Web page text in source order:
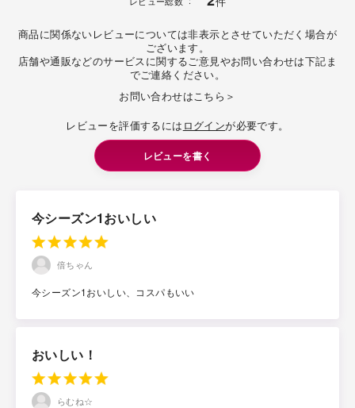
商品に関係ないレビューについては非表示とさせていただく場合が
ございます。
店舗や通販などのサービスに関するご意見やお問い合わせは下記ま
でご連絡ください。
お問い合わせはこちら＞
レビューを評価するには ログインが必要です。
レビューを書く
今シーズン1おいしい
倍ちゃん
今シーズン1おいしい、コスパもいい
おいしい！
らむね☆